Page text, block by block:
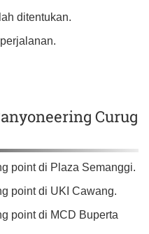
ditentukan.
Curug
point di Plaza Semanggi.
point di UKI Cawang.
point di MCD Buperta